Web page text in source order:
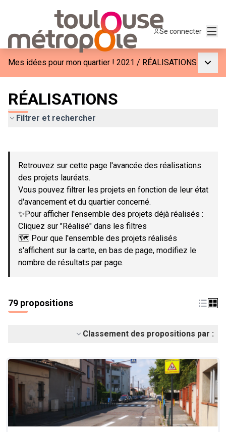
Se connecter
Mes idées pour mon quartier ! 2021 / RÉALISATIONS
RÉALISATIONS
Filtrer et rechercher
−
Retrouvez sur cette page l'avancée des réalisations
des projets lauréats.
Vous pouvez filtrer les projets en fonction de leur état
d'avancement et du quartier concerné.
✨Pour afficher l'ensemble des projets déjà réalisés :
Cliquez sur "Réalisé" dans les filtres
🗺️ Pour que l'ensemble des projets réalisés
s'affichent sur la carte, en bas de page, modifiez le
nombre de résultats par page.
79 propositions
Classement des propositions par :